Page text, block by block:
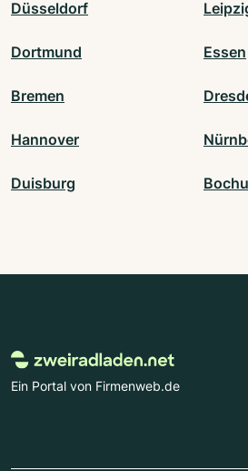
Düsseldorf
Dortmund Essen
Bremen
Hannover
Duisburg
Ein Portal von Firmenweb.de